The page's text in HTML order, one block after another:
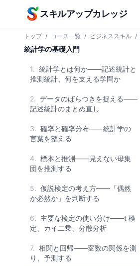
本文へスキップ
スキルアップカレッジ
トップ / コース一覧 / ビジネススキル /
統計学の基礎入門
1. 統計学とは何か——記述統計と
推測統計、何を支える学問か
2. データのばらつきを捉える——
記述統計のまとめ直し
3. 確率と確率分布——統計学の
言葉を整える
4. 標本と推測——見えない母集
団を推測する
5. 仮説検定の考え方——「偶然
か必然か」を判断する
6. 主要な検定の使い分け——t 検
定、カイ二乗、分散分析
7. 相関と回帰——変数の関係を測
り、予測する